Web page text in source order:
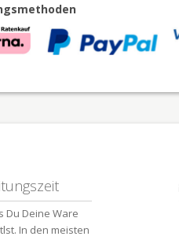
Du Deine Ware
In den meisten